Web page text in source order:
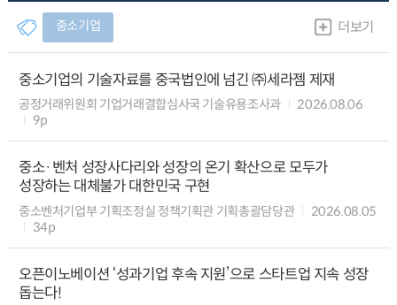
중소기업 더보기
중소기업의 기술자료를 중국법인에 넘긴 ㈜세라젬 제재
공정거래위원회 기업거래결합심사국 기술유용조사과
2026.08.06
9p
중소·벤처 성장사다리와 성장의 온기 확산으로 모두가
성장하는 대체불가 대한민국 구현
중소벤처기업부 기획조정실 정책기획관 기획총괄담당관
2026.08.05
34p
오픈이노베이션 ‘성과기업 후속 지원’으로 스타트업 지속 성장
돕는다!